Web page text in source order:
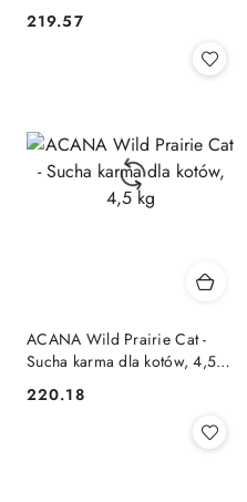
Cena:
219.57
ACANA Wild Prairie Cat -
Sucha karma dla kotów, 4,5
Cena:
220.18